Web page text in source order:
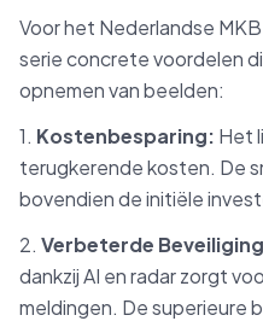
Voor het Nederlandse
serie concrete voordelen
opnemen van beelden:
1. Kostenbesparing: Het
terugkerende kosten. De
bovendien de initiële
2. Verbeterde
dankzij AI en radar zorgt
meldingen. De superieure